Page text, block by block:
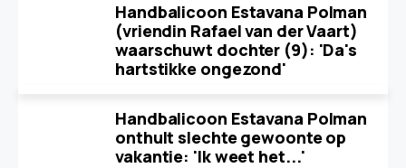
Handbalicoon Estavana Polman
(vriendin Rafael van der Vaart)
waarschuwt dochter (9): 'Da's
hartstikke ongezond'
Handbalicoon Estavana Polman
onthult slechte gewoonte op
vakantie: 'Ik weet het...'